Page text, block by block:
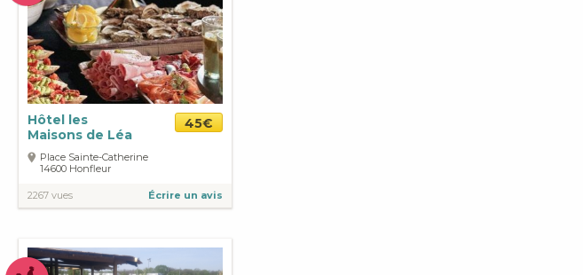
Hôtel les
Maisons de Léa
45€
Place Sainte-Catherine
14600 Honfleur
2267 vues Écrire un avis